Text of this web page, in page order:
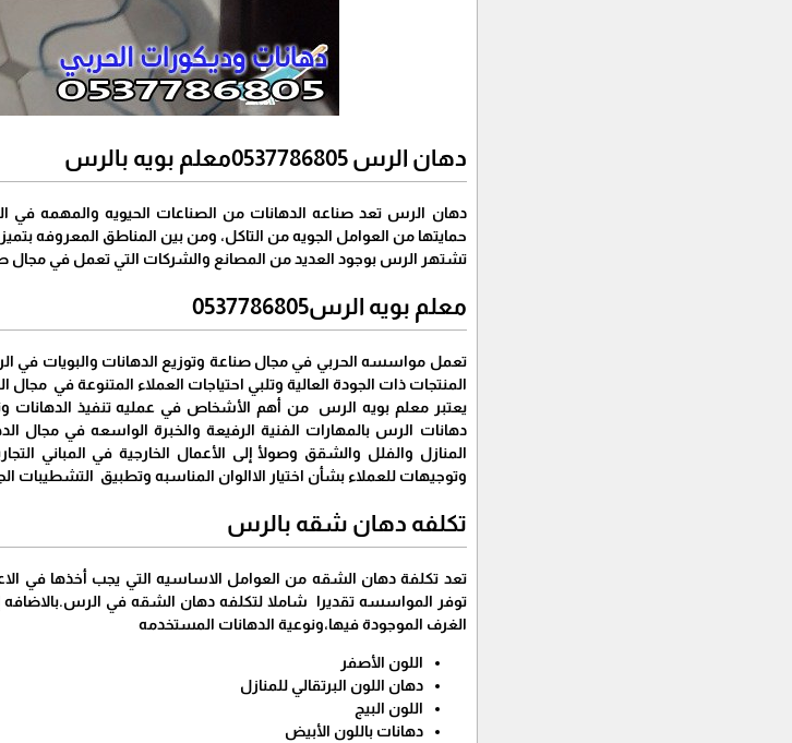
دهان الرس 0537786805معلم بويه بالرس
دهان الرس تعد صناعه الدهانات من الصناعات الحيويه والمهمه في
حمايتها من العوامل الجويه من التاكل، ومن بين المناطق المعروفه
تشتهر الرس بوجود العديد من المصانع والشركات التي تعمل في مجال
معلم بويه الرس0537786805
تعمل مواسسه الحربي في مجال صناعة وتوزيع الدهانات والبويات
المنتجات ذات الجودة العالية وتلبي احتياجات العملاء المتنوعة في مجال
يعتبر معلم بويه الرس من أهم الأشخاص في عمليه تنفيذ الدهانات
دهانات الرس بالمهارات الفنية الرفيعة والخبرة الواسعه في مجال
المنازل والفلل والشقق وصولأ إلى الأعمال الخارجية في المباني
وتوجيهات للعملاء بشأن اختيار الاالوان المناسبه وتطبيق التشطيبات
تكلفه دهان شقه بالرس
تعد تكلفة دهان الشقه من العوامل الاساسيه التي يجب أخذها في
توفر المواسسه تقديرا شاملا لتكلفه دهان الشقه في
الغرف الموجودة فيها،ونوعية الدهانات المستخدمه
اللون الأصفر
دهان اللون البرتقالي للمنازل
اللون البيج
دهانات باللون الأبيض